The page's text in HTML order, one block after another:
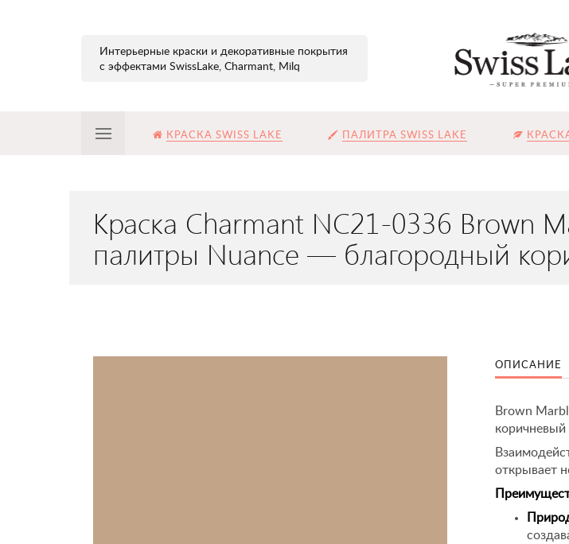
Интерьерные краски и декоративные покрытия
с эффектами SwissLake, Charmant, Milq
КРАСКА SWISS LAKE ПАЛИТРА SWISS LAKE
Краска Charmant NC21-0336 Brown
палитры Nuance — благородный
ОПИСАНИЕ
Brown
открывает